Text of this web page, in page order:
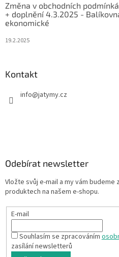
Změna v obchodních
+ doplnění 4.3.2025 -
ekonomické
19.2.2025
Kontakt
info@jatymy.cz
Odebírat newsletter
Vložte svůj e-mail a my vám
produktech na našem e-shopu.
E-mail
Souhlasím se zpracováním
zasílání newsletterů